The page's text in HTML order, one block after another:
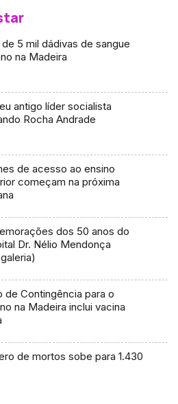
5 mil dádivas de sangue
na Madeira
antigo líder socialista
Rocha Andrade
de acesso ao ensino
começam na próxima
dos 50 anos do
Dr. Nélio Mendonça
de Contingência para o
na Madeira inclui vacina
de mortos sobe para 1.430